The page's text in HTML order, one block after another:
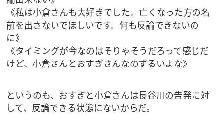
《私は小倉さんも大好きでした。亡くなった方の名
前を出さないでほしいです。何も反論できないの
に》
《タイミングが今なのはそりゃそうだろって感じだ
けど、小倉さんとおすぎさんなのずるいよな》
というのも、おすぎと小倉さんは長谷川の告発に対
して、反論できる状態にないからだ。